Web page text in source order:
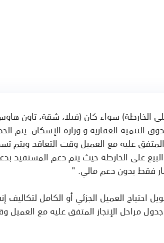
الخارطة) سواء كان (فيلا، شقة، تاون
التنمية العقارية و وزارة الإسكان.
عليه مع العميل وقت التعاقد ويتم
على الخارطة حيث يتم دعم المستفيد
فقط بدون دعم مالي. "
احتياج العميل الجزئي أو الكامل
الإنجاز المتفق عليه مع العميل